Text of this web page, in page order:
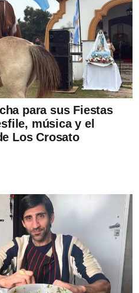
para sus Fiestas
música y el
Los Crosato